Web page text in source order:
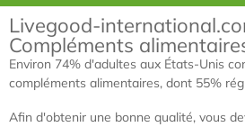
Livegood-
Compléments
Environ 74% d'adultes aux États-Unis
compléments alimentaires, dont 55%
Afin d'obtenir une bonne qualité, vous